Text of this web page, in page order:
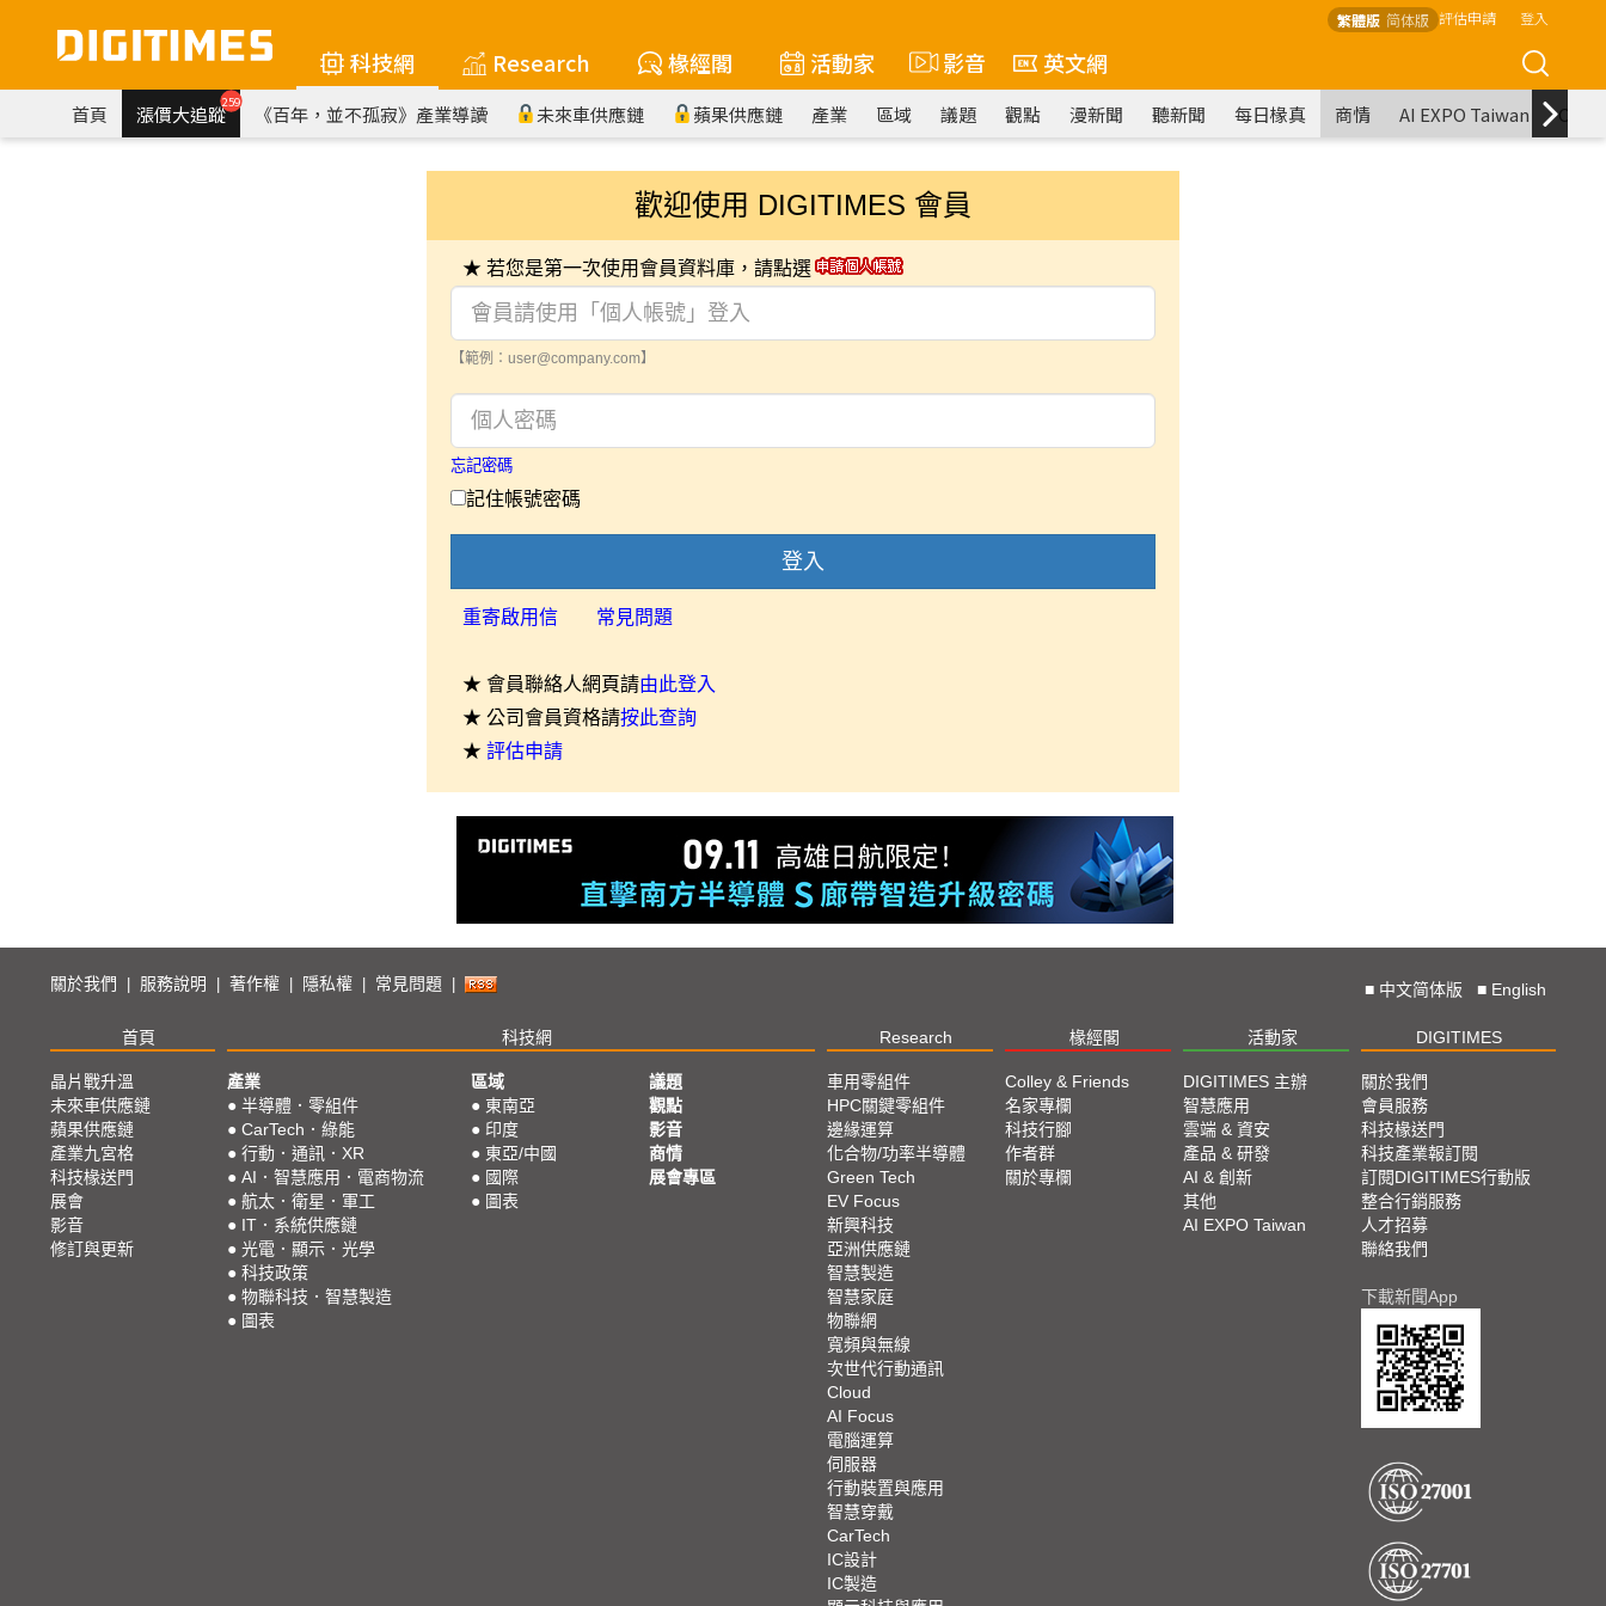
繁體版 简体版 評估申請 登入
科技網 Research 椽經閣 活動家 影音 英文網
首頁 漲價大追蹤259 《百年，並不孤寂》產業導讀 未來車供應鏈 蘋果供應鏈 產業 區域 議題 觀點 漫新聞 聽新聞 每日椽真 商情 AI EXPO Taiwan
歡迎使用 DIGITIMES 會員
★ 若您是第一次使用會員資料庫，請點選
【範例：user@company.com】
忘記密碼
記住帳號密碼
登入
重寄啟用信 常見問題
★ 會員聯絡人網頁請由此登入
★ 公司會員資格請按此查詢
★ 評估申請
關於我們 服務說明 著作權 隱私權 常見問題 ■ 中文简体版 ■ English
首頁 科技網 Research 椽經閣 活動家 DIGITIMES
晶片戰升溫
未來車供應鏈
蘋果供應鏈
產業九宮格
科技椽送門
展會
影音
修訂與更新
產業
● 半導體．零組件
● CarTech．綠能
● 行動．通訊．XR
● AI．智慧應用．電商物流
● 航太．衛星．軍工
● IT．系統供應鏈
● 光電．顯示．光學
● 科技政策
● 物聯科技．智慧製造
● 圖表
區域
● 東南亞
● 印度
● 東亞/中國
● 國際
● 圖表
議題
觀點
影音
商情
展會專區
車用零組件
HPC關鍵零組件
邊緣運算
化合物/功率半導體
Green Tech
EV Focus
新興科技
亞洲供應鏈
智慧製造
智慧家庭
物聯網
寬頻與無線
次世代行動通訊
Cloud
AI Focus
電腦運算
伺服器
行動裝置與應用
智慧穿戴
CarTech
IC設計
IC製造
Colley & Friends
名家專欄
科技行腳
作者群
關於專欄
DIGITIMES 主辦
智慧應用
雲端 & 資安
產品 & 研發
AI & 創新
其他
AI EXPO Taiwan
關於我們
會員服務
科技椽送門
科技產業報訂閱
訂閱DIGITIMES行動版
整合行銷服務
人才招募
聯絡我們
下載新聞App